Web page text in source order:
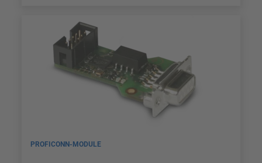
PROFICONN-MODULE